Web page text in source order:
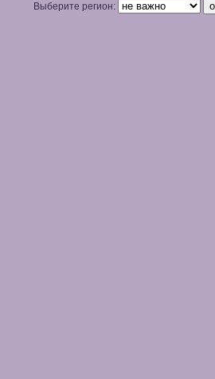
Выберите регион: